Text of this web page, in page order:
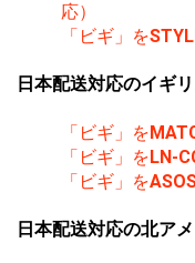
応）
「ビギ」を
日本配送対応のイギ
「ビギ」を
「ビギ」をLN-
「ビギ」を
日本配送対応の北ア